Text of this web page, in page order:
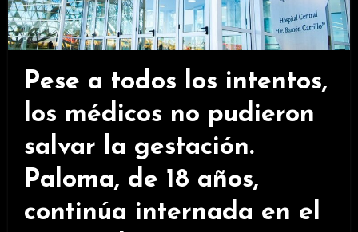
Pese a todos los intentos,
los médicos no pudieron
salvar la gestación.
Paloma, de 18 años,
continúa internada en el